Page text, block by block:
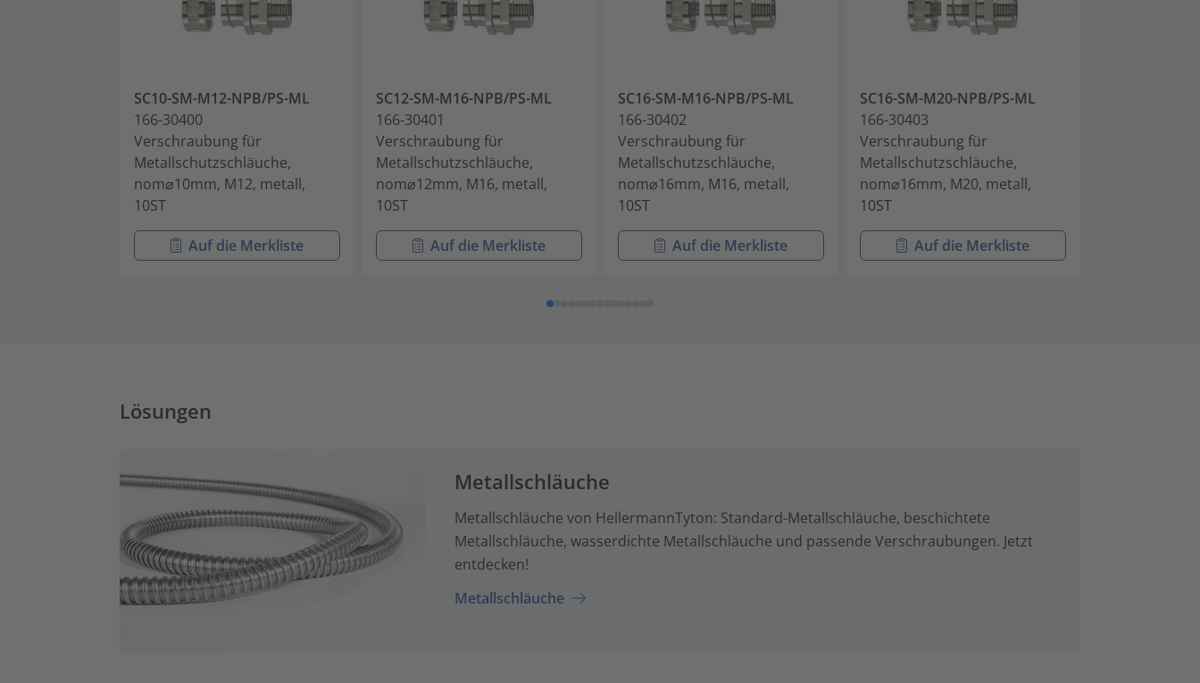
SC10-SM-M12-NPB/PS-ML
166-30400
Verschraubung für
Metallschutzschläuche,
nom⌀10mm, M12, metall,
10ST
Auf die Merkliste
SC12-SM-M16-NPB/PS-ML
166-30401
Verschraubung für
Metallschutzschläuche,
nom⌀12mm, M16, metall,
10ST
Auf die Merkliste
SC16-SM-M16-NPB/PS-ML
166-30402
Verschraubung für
Metallschutzschläuche,
nom⌀16mm, M16, metall,
10ST
Auf die Merkliste
SC16-SM-M20-NPB/PS-ML
166-30403
Verschraubung für
Metallschutzschläuche,
nom⌀16mm, M20, metall,
10ST
Auf die Merkliste
Lösungen
Metallschläuche
Metallschläuche von HellermannTyton: Standard-Metallschläuche, beschichtete
Metallschläuche, wasserdichte Metallschläuche und passende Verschraubungen. Jetzt
entdecken!
Metallschläuche